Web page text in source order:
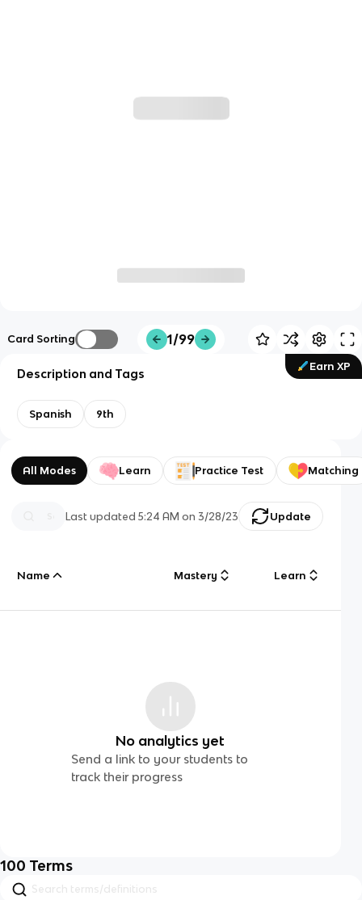
Card Sorting 1/99
Earn XP
Description and Tags
Spanish 9th
All Modes Learn Practice Test Matching
Last updated5:24 AM on 3/28/23 Update
Name Mastery Learn
No analytics yet
Send a link to your students to
track their progress
100 Terms